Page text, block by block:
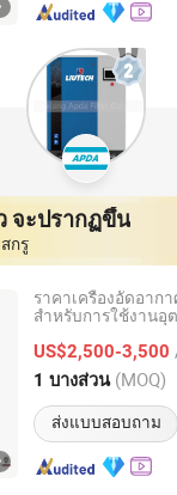
จะปรากฏขึ้น
กรู
ราคาเครื่องอัดอาก
สำหรับการใช้งานอุ
US$2,500-3,500
1 บางส่วน (MOQ)
ส่งแบบสอบถาม
อัตราจาก